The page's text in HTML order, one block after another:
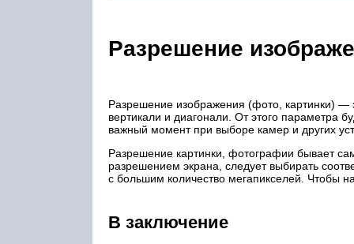
Разрешение
Разрешение изображения (фото, картинки) —
вертикали и диагонали. От этого параметра
важный момент при выборе камер и других
Разрешение картинки, фотографии бывает
разрешением экрана, следует выбирать
с большим количество мегапикселей. Чтобы
В заключение